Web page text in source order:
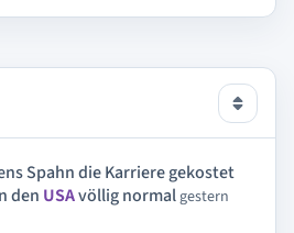
Spahn die Karriere gekostet
den USAvöllig normalgestern